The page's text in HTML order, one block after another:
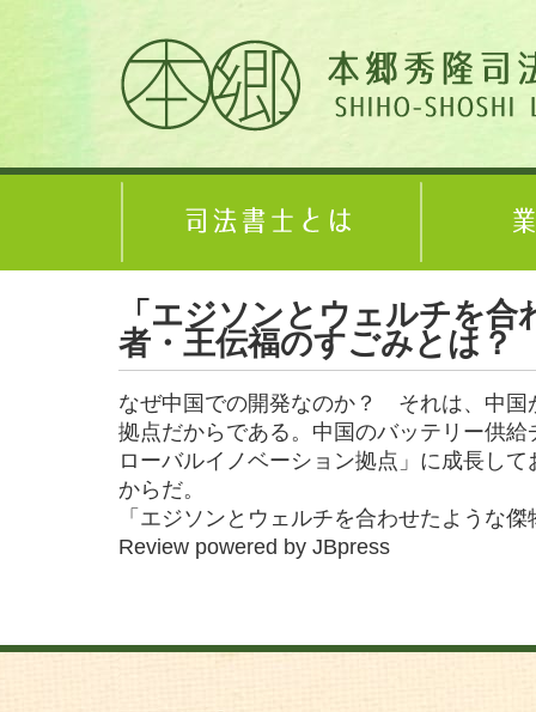
「エジソンとウェルチを
者・王伝福のすごみとは？
なぜ中国での開発なのか？ それは、中国
拠点だからである。中国のバッテリー供
ローバルイノベーション拠点」に成長し
からだ。
「エジソンとウェルチを合わせたような
Review powered by JBpress